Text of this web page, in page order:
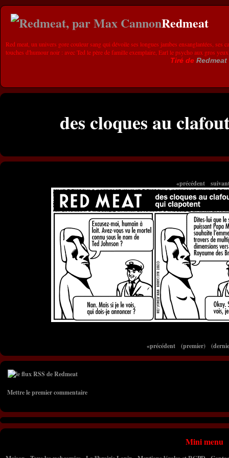
Redmeat
Red meat, un univers gore couleur sang qui dévoile ses longues jambes ensanglantées, ses
touches d'humour noir : avec Ted le père de famille exemplaire, Earl le psycho aux gros
Tiré de Redmeat
des cloques au
«précédent
«précédent (premier)
Mettre le premier commentaire
Mini menu